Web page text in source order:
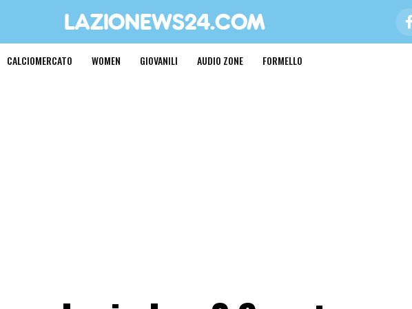
CALCIOMERCATO WOMEN GIOVANILI AUDIO ZONE FORMELLO